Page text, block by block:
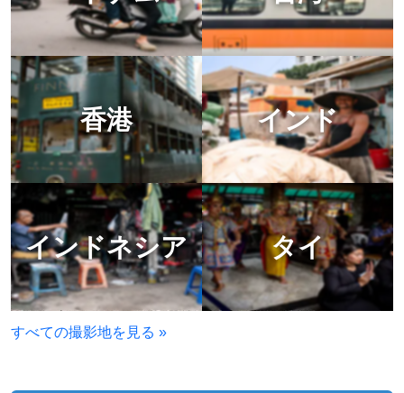
香港 インド
インドネシア タイ
すべての撮影地を見る »